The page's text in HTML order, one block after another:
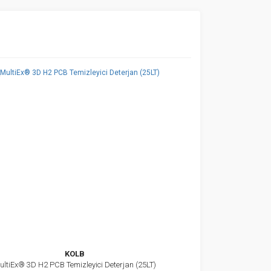
KOLB
3D H2 PCB Temizleyici Deterjan (25LT)
İncele